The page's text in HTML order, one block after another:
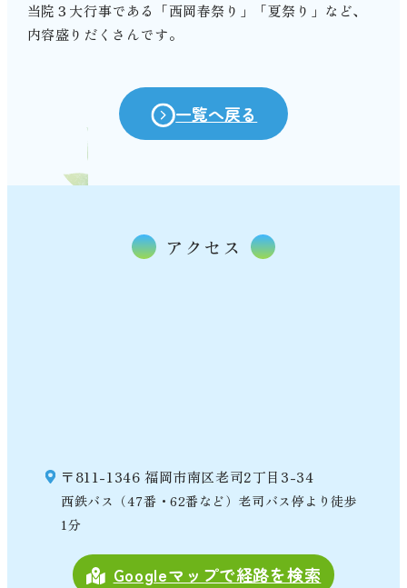
当院３大行事である「西岡春祭り」「夏祭り」など、
内容盛りだくさんです。
一覧へ戻る
アクセス
〒811-1346 福岡市南区老司2丁目3-34
西鉄バス（47番・62番など）老司バス停より徒歩
1分
Googleマップで経路を検索